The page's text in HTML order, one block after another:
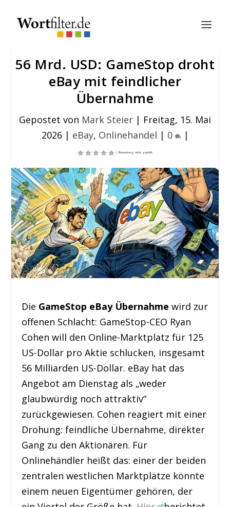
56 Mrd. USD: GameStop droht
eBay mit feindlicher
Übernahme
Gepostet von Mark Steier | Freitag, 15. Mai
2026| eBay, Onlinehandel | 0 |
Die GameStop eBay Übernahme wird zur
offenen Schlacht: GameStop-CEO Ryan
Cohen will den Online-Marktplatz für 125
US-Dollar pro Aktie schlucken, insgesamt
56 Milliarden US-Dollar. eBay hat das
Angebot am Dienstag als „weder
glaubwürdig noch attraktiv“
zurückgewiesen. Cohen reagiert mit einer
Drohung: feindliche Übernahme, direkter
Gang zu den Aktionären. Für
Onlinehändler heißt das: einer der beiden
zentralen westlichen Marktplätze könnte
einem neuen Eigentümer gehören, der